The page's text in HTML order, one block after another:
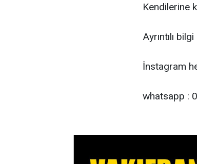
Kendilerine
Ayrıntılı
İnstagram
whatsapp :